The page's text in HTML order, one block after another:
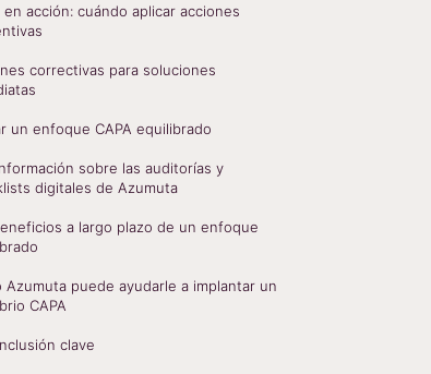
en acción: cuándo aplicar acciones
correctivas para soluciones
un enfoque CAPA equilibrado
sobre las auditorías y
digitales de Azumuta
a largo plazo de un enfoque
Azumuta puede ayudarle a implantar un
CAPA
clave